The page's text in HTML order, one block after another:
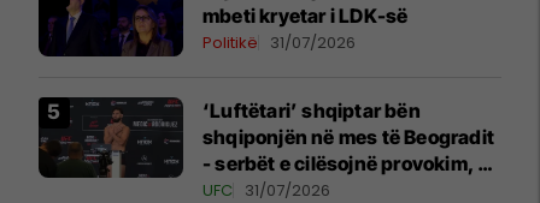
mbeti kryetar i LDK-së
Politikë 31/07/2026
‘Luftëtari’ shqiptar bën
shqiponjën në mes të Beogradit
- serbët e cilësojnë provokim, ai
e cilëson simbol të identitetit
UFC 31/07/2026